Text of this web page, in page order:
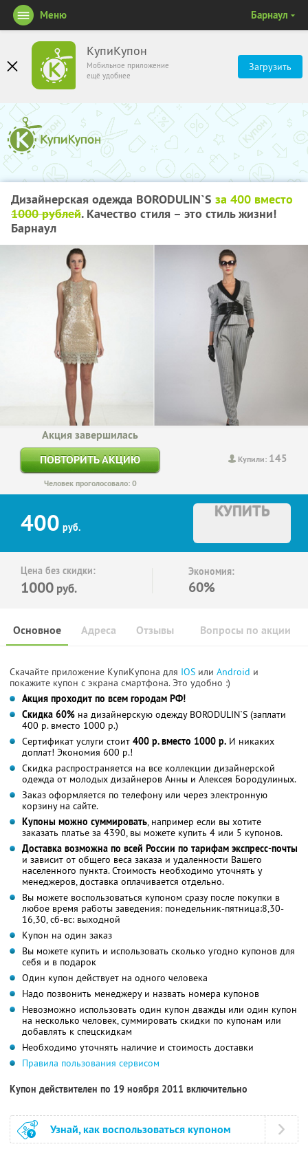
КупиКупон
Мобильное приложение
ещё удобнее
Загрузить
Меню Барнаул
Дизайнерская одежда BORODULIN`S за 400 вместо
1000 рублей. Качество стиля – это стиль жизни!
Барнаул
Купили: 145
Акция завершилась
ПОВТОРИТЬ АКЦИЮ
Человек проголосовало: 0
400 руб.
КУПИТЬ
Цена без скидки:
1000 руб.
Экономия:
60%
Основное Отзывы Вопросы по акции
Адреса
Скачайте приложение КупиКупона для IOS или Android и
покажите купон с экрана смартфона. Это удобно :)
Акция проходит по всем городам РФ!
Скидка 60% на дизайнерскую одежду BORODULIN`S (заплати
400 р. вместо 1000 р.)
Сертификат услуги стоит 400 р. вместо 1000 р. И никаких
доплат! Экономия 600 р.!
Скидка распространяется на все коллекции дизайнерской
одежда от молодых дизайнеров Анны и Алексея Бородулиных.
Заказ оформляется по телефону или через электронную
корзину на сайте.
Купоны можно суммировать, например если вы хотите
заказать платье за 4390, вы можете купить 4 или 5 купонов.
Доставка возможна по всей России по тарифам экспресс-почты
и зависит от общего веса заказа и удаленности Вашего
населенного пункта. Стоимость необходимо уточнять у
менеджеров, доставка оплачивается отдельно.
Вы можете воспользоваться купоном сразу после покупки в
любое время работы заведения: понедельник-пятница:8,30-
16,30, сб-вс: выходной
Купон на один заказ
Вы можете купить и использовать сколько угодно купонов для
себя и в подарок
Один купон действует на одного человека
Надо позвонить менеджеру и назвать номера купонов
Невозможно использовать один купон дважды или один купон
на несколько человек, суммировать скидки по купонам или
добавлять к спецскидкам
Необходимо уточнять наличие и стоимость доставки
Правила пользования сервисом
Купон действителен по 19 ноября 2011 включительно
Узнай, как воспользоваться купоном